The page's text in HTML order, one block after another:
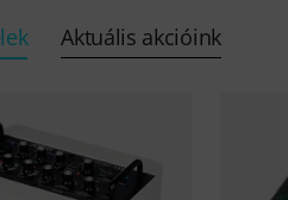
Aktuális akcióink